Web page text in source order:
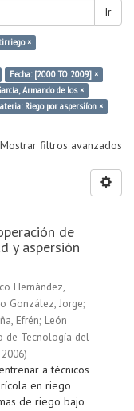
Ir
×
Fecha: [2000 TO 2009] ×
Armando de los ×
Riego por aspersiíon ×
Mostrar filtros avanzados
de
y aspersión
Hernández,
González, Jorge;
Efrén; León
de Tecnología del
2006)
a técnicos
en riego
de riego bajo